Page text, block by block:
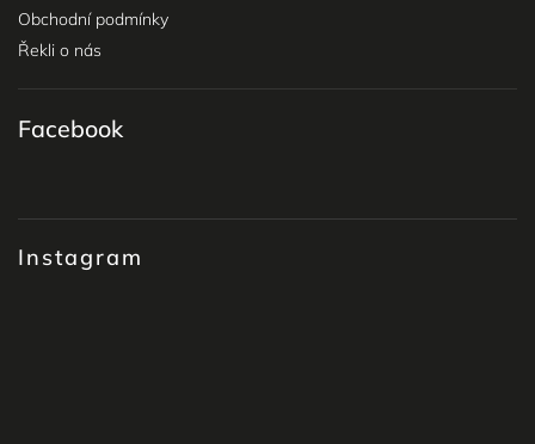
Obchodní podmínky
Řekli o nás
Instagram
Facebook